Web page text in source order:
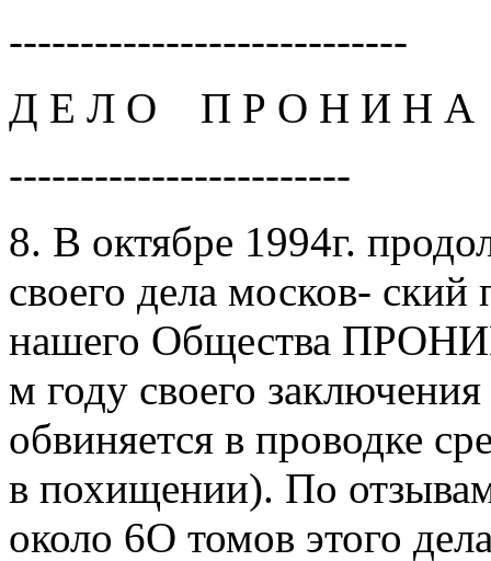
----------------------------
Д E Л О П Р О Н И Н A
------------------------
8. В октябре 1994г.
своего дела москов-
нашего Общества
м году своего
обвиняется в проводке
в похищении). По
около 6О томов этого